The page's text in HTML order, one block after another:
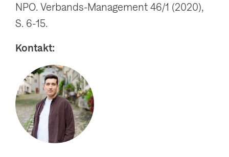
NPO. Verbands-Management 46/1 (2020),
S. 6-15.
Kontakt: